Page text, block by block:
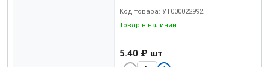
Код товара: УТ000022992
Товар в наличии
5.40 ₽ шт